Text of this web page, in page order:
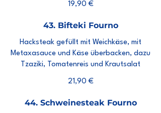
19,90 €
43. Bifteki Fourno
Hacksteak gefüllt mit Weichkäse, mit
Metaxasauce und Käse überbacken, dazu
Tzaziki, Tomatenreis und Krautsalat
21,90 €
44. Schweinesteak Fourno